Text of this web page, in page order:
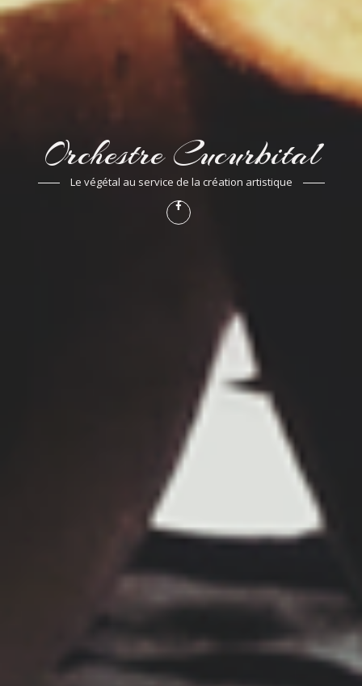
Orchestre Cucurbital
Le végétal au service de la création artistique